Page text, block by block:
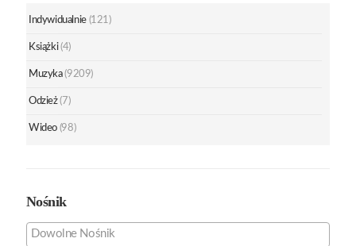
Indywidualnie (121)
Książki (4)
Muzyka (9209)
Odzież (7)
Wideo (98)
Nośnik